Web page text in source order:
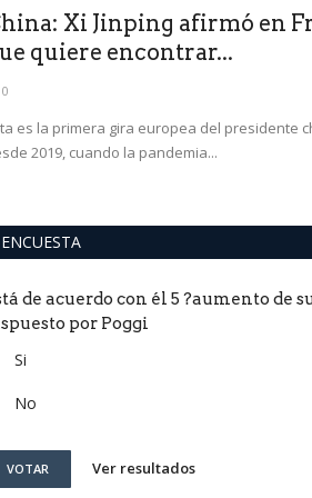
Xi Jinping afirmó en
quiere encontrar...
0
es la primera gira europea del presidente
2019, cuando la pandemia...
ENCUESTA
de acuerdo con él 5 ?aumento de
por Poggi
Si
No
VOTAR Ver resultados